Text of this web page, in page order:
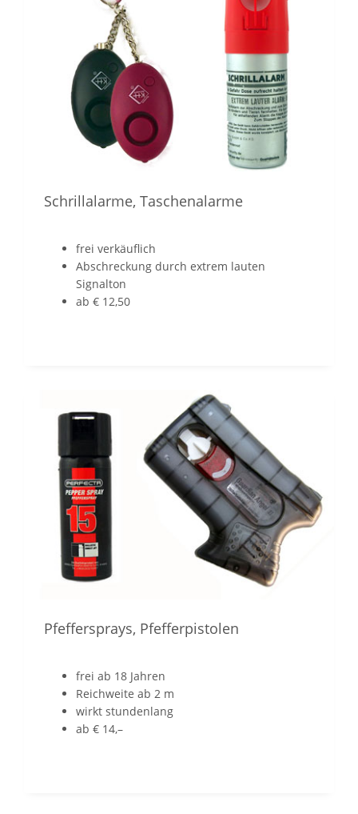
Schrillalarme, Taschenalarme
frei verkäuflich
Abschreckung durch extrem lauten
Signalton
ab € 12,50
Pfeffersprays, Pfefferpistolen
frei ab 18 Jahren
Reichweite ab 2 m
wirkt stundenlang
ab € 14,–